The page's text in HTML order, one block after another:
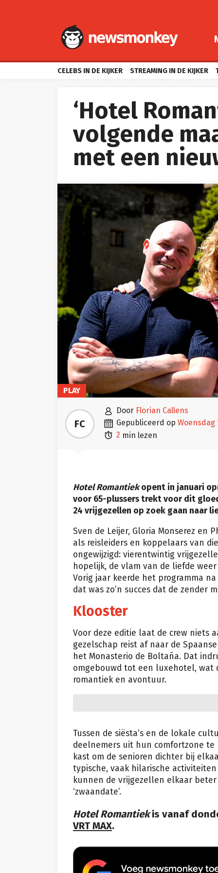
CELEBS IN DE KIJKER STREAMING IN DE KIJKER
‘Hotel
volgende
met een
PLAY
FC
 door Florian Callens
 gepubliceerd op
 2 min lezen
Hotel Romantiekopent in januari
voor 65-plussers trekt voor dit
24 vrijgezellen op zoek gaan naar
Sven de Leijer, Gloria Monserez
als reisleiders en koppelaars van
ongewijzigd: vierentwintig
hopelijk, de vlam van de liefde
Vorig jaar keerde het programma
dat was zo’n succes dat de zender
Klooster
Voor deze editie laat de crew niets
gezelschap reist af naar de
het Monasterio de Boltaña. Dat
omgebouwd tot een luxehotel, wat
romantiek en avontuur.
Tussen de siësta’s en de lokale
deelnemers uit hun comfortzone
kast om de senioren dichter bij
typische, vaak hilarische
kunnen de vrijgezellen elkaar
‘zwaandate’.
Hotel Romantiekis vanaf
VRT MAX.